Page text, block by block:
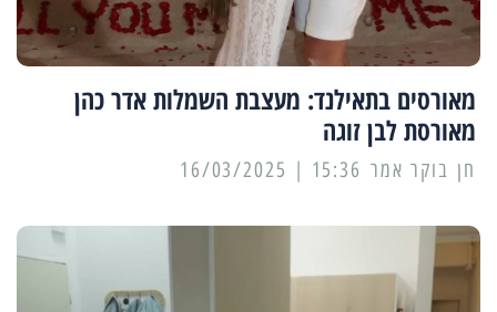
מאורסים בתאילנד: מעצבת השמלות אדר כהן
מאורסת לבן זוגה
15:36 | 16/03/2025